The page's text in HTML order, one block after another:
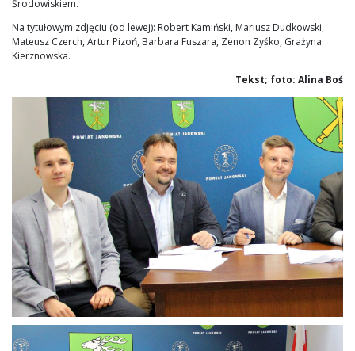
Środowiskiem.
Na tytułowym zdjęciu (od lewej): Robert Kamiński, Mariusz Dudkowski,
Mateusz Czerch, Artur Pizoń, Barbara Fuszara, Zenon Zyśko, Grażyna
Kierznowska.
Tekst; foto: Alina Boś